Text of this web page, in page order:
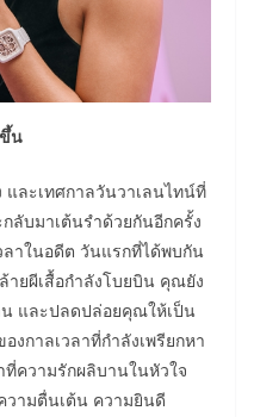
น
ละเทศกาลวันวาเลนไทน์ที่
ลับมาเต้นรำด้วยกันอีกครั้ง
ลาในอดีต วันแรกที่ได้พบกัน
ายผีเสื้อกำลังโบยบิน คุณยัง
และปลดปล่อยคุณให้เป็น
งกาลเวลาที่กำลังเพรียกหา
ที่ความรักผลิบานในหัวใจ
ามตื่นเต้น ความยินดี